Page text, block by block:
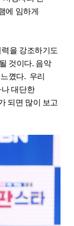
에 임하게
을 강조하기도
것이다. 음악
꼈다. 우리
대단한
되면 많이 보고